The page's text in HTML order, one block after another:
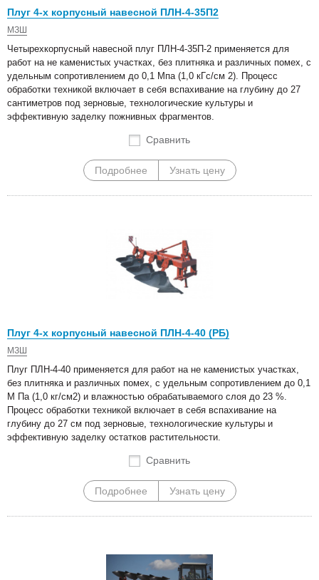
Плуг 4-х корпусный навесной ПЛН-4-35П2
МЗШ
Четырехкорпусный навесной плуг ПЛН-4-35П-2 применяется для
работ на не каменистых участках, без плитняка и различных помех, с
удельным сопротивлением до 0,1 Мпа (1,0 кГс/см 2). Процесс
обработки техникой включает в себя вспахивание на глубину до 27
сантиметров под зерновые, технологические культуры и
эффективную заделку пожнивных фрагментов.
Сравнить
Подробнее Узнать цену
Плуг 4-х корпусный навесной ПЛН-4-40 (РБ)
МЗШ
Плуг ПЛН-4-40 применяется для работ на не каменистых участках,
без плитняка и различных помех, с удельным сопротивлением до 0,1
М Па (1,0 кг/см2) и влажностью обрабатываемого слоя до 23 %.
Процесс обработки техникой включает в себя вспахивание на
глубину до 27 см под зерновые, технологические культуры и
эффективную заделку остатков растительности.
Сравнить
Подробнее Узнать цену